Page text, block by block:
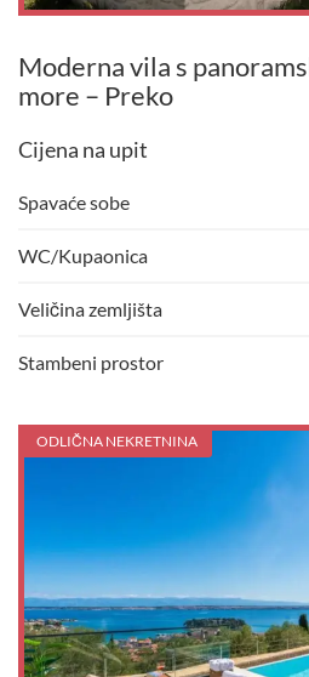
Moderna vila s
more – Preko
Cijena na upit
Spavaće sobe
WC/Kupaonica
Veličina zemljišta
Stambeni prostor
ODLIČNA NEKRETNINA